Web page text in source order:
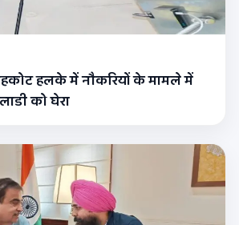
हलके में नौकरियों के मामले में
को घेरा